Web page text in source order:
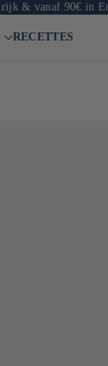
90€ in Europa
RECETTES